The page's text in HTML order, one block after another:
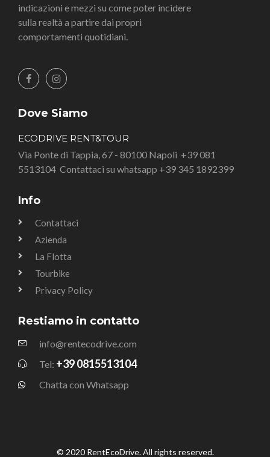
indicazioni e mezzi su come poter incidere
sulla realtà a partire dai propri
comportamenti quotidiani.
Dove Siamo
ECODRIVE RENT&TOUR
Via Ponte di Tappia, 67 - 80100 Napoli +39 081
5513104 Contattaci su whatsapp +39 345 1892399
Info
Contattaci
Azienda
La Flotta
Tourbike
Privacy Policy
Restiamo in contatto
info@rentecodrive.com
Tel: +39 0815513104
Chatta con Whatsapp
© 2020 RentEcoDrive. All rights reserved.